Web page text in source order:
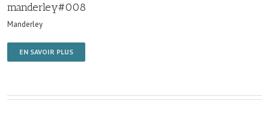
manderley#008
Manderley
EN SAVOIR PLUS